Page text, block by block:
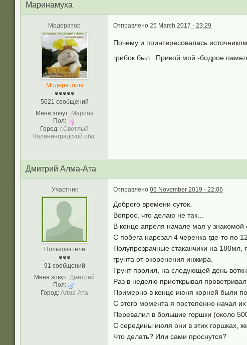
Маринамуха
Модератор
Модераторы
5021 сообщений
Меня зовут: Марина
Пол:
Город: г.Светлый
Калининградской обл.
Отправлено 25 March 2017 - 23:29
Почему и поинтересовалась
грибок был...Привой мой -бодрое
Дмитрий Алма-Ата
Участник
Пользователи
91 сообщений
Меня зовут: Дмитрий
Пол:
Город: Алма-Ата
Отправлено 06 November 2019 - 22:06
Доброго времени суток.
Вопрос, что делаю не так...
В конце апреля начале мая у знакомой
С побега нарезал 4 черенка где-то по
Полупрозрачные стаканчики на 180мл,
грунта от окоренения инжира.
Грунт пролил, на следующей день
Раз в неделю приоткрывал
Примерно в конце июня корней были
С этого момента я постепенно начал их
Перевалил в большие горшки (около
С середины июля они в этих горшках,
Что делать? Или сами проснутся?